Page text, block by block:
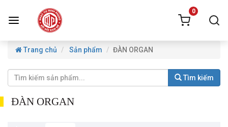
0
Trang chủ Sản phẩm ĐÀN ORGAN
Tìm kiếm
ĐÀN ORGAN